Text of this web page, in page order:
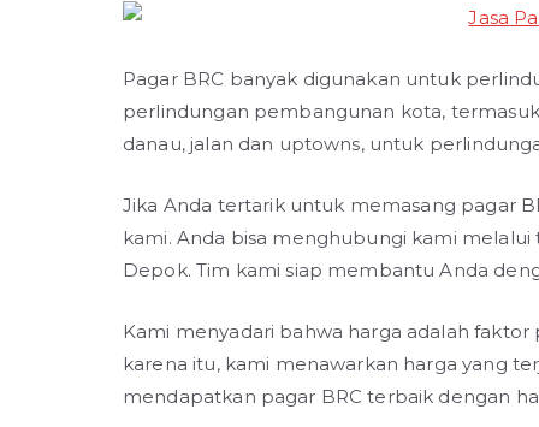
Pagar BRC banyak digunakan untuk
perlindungan pembangunan kota,
danau, jalan dan uptowns, untuk
Jika Anda tertarik untuk memasang pagar
kami. Anda bisa menghubungi kami
Depok. Tim kami siap membantu Anda
Kami menyadari bahwa harga adalah
karena itu, kami menawarkan harga yang
mendapatkan pagar BRC terbaik dengan